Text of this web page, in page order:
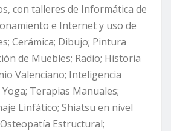
con talleres de Informática de
e Internet y uso de
Cerámica; Dibujo; Pintura
de Muebles; Radio; Historia
Valenciano; Inteligencia
Terapias Manuales;
Linfático; Shiatsu en nivel
Estructural;